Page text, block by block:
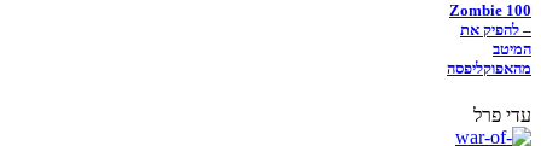
Zombie 100
– להפיק את
המיטב
מהאפוקליפסה
עדי פרל